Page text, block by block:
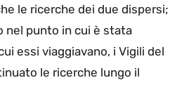
le ricerche dei due dispersi;
nel punto in cui è stata
essi viaggiavano, i Vigili del
le ricerche lungo il